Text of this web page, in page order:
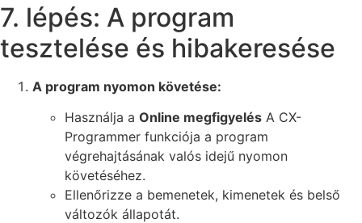
7. lépés: A program
tesztelése és hibakeresése
A program nyomon követése:
Használja a Online megfigyelés A CX-
Programmer funkciója a program
végrehajtásának valós idejű nyomon
követéséhez.
Ellenőrizze a bemenetek, kimenetek és belső
változók állapotát.